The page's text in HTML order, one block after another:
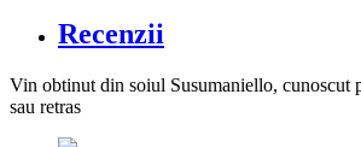
Recenzii
Vin obtinut din soiul Susumaniello, cunoscut
sau retras